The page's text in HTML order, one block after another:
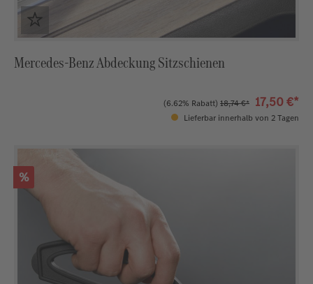
Mercedes-Benz Abdeckung Sitzschienen
(6.62% Rabatt) 18,74 €* 17,50 €*
Lieferbar innerhalb von 2 Tagen
Rabatt
%